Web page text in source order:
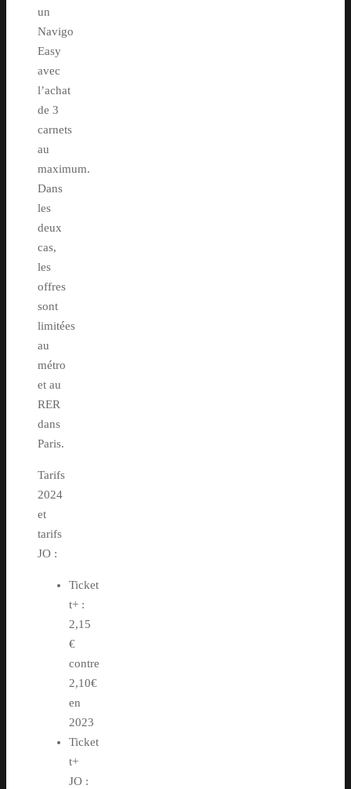
un
Navigo
Easy
avec
l’achat
de 3
carnets
au
maximum.
Dans
les
deux
cas,
les
offres
sont
limitées
au
métro
et au
RER
dans
Paris.
Tarifs
2024
et
tarifs
JO :
Ticket
t+ :
2,15
€
contre
2,10€
en
2023
Ticket
t+
JO :